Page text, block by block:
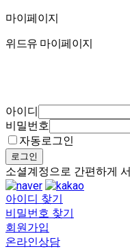
마이페이지
마이페이지
위드유 마이페이지
아이디
비밀번호
자동로그인
로그인
소셜계정으로 간편하게
아이디 찾기
비밀번호 찾기
회원가입
온라인상담